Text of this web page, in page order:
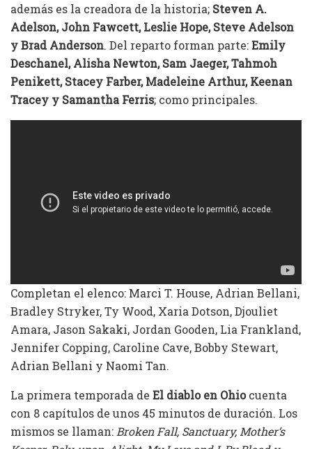
además es la creadora de la historia; Steven A.
Adelson, John Fawcett, Leslie Hope, Steve Adelson
y Brad Anderson. Del reparto forman parte:Emily
Deschanel, Alisha Newton, Sam Jaeger, Tahmoh
Penikett, Stacey Farber, Madeleine Arthur, Keenan
Tracey y Samantha Ferris; como principales.
Completan el elenco: Marci T. House, Adrian Bellani,
Bradley Stryker, Ty Wood, Xaria Dotson, Djouliet
Amara, Jason Sakaki, Jordan Gooden, Lia Frankland,
Jennifer Copping, Caroline Cave, Bobby Stewart,
Adrian Bellani y Naomi Tan.
La primera temporada de El diablo en Ohiocuenta
con 8 capítulos de unos 45 minutos de duración. Los
mismos se llaman: Broken Fall, Sanctuary, Mother’s